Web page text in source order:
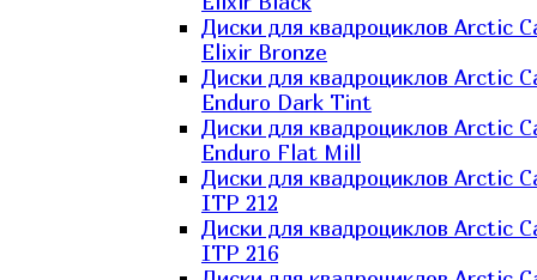
Диски для квадроциклов Arctic
Elixir Bronze
Диски для квадроциклов Arctic
Enduro Dark Tint
Диски для квадроциклов Arctic
Enduro Flat Mill
Диски для квадроциклов Arctic
ITP 212
Диски для квадроциклов Arctic
ITP 216